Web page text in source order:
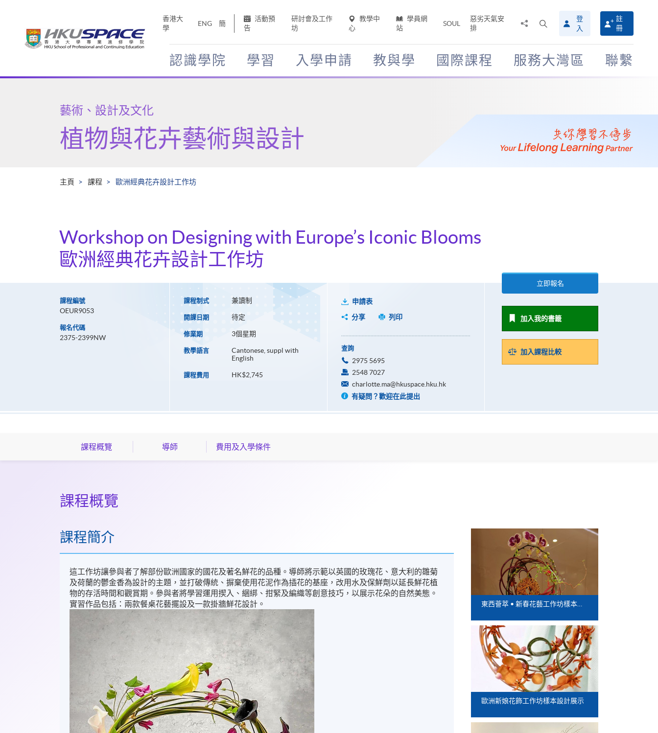
香港大
學
ENG 簡
活動預
告
研討會及工作
坊
教學中
心
學員網
站
SOUL
惡劣天氣安
排
搜
尋
介
面
登
入
註
冊
認識學院 學習 入學申請 教與學 國際課程 服務大灣區 聯繫
Main
藝術、設計及文化
植物與花卉藝術與設計
主頁 課程 歐洲經典花卉設計工作坊
Workshop on Designing with Europe’s Iconic Blooms
歐洲經典花卉設計工作坊
課程編號
OEUR9053
報名代碼
2375-2399NW
課程制式 兼讀制
開課日期 待定
修業期 3個星期
教學語言
Cantonese, suppl with
English
課程費用 HK$2,745
申請表
分享
列印
查詢
2975 5695
2548 7027
charlotte.ma@hkuspace.hku.hk
有疑問？歡迎在此提出
立即報名
加入我的書籤
加入課程比較
課程概覽 導師 費用及入學條件
課程概覽
課程簡介
這工作坊讓參與者了解部份歐洲國家的國花及著名鮮花的品種。導師將示範以英國的玫瑰花、意大利的雛菊
及荷蘭的鬱金香為設計的主題，並打破傳統、摒棄使用花泥作為插花的基座，改用水及保鮮劑以延長鮮花植
物的存活時間和觀賞期。參與者將學習運用揳入、綑綁、拑緊及編織等創意技巧，以展示花朵的自然美態。
實習作品包括：兩款餐桌花藝擺設及一款掛牆鮮花設計。
東西薈萃 • 新春花藝工作坊樣本設計展示
歐洲新娘花飾工作坊樣本設計展示